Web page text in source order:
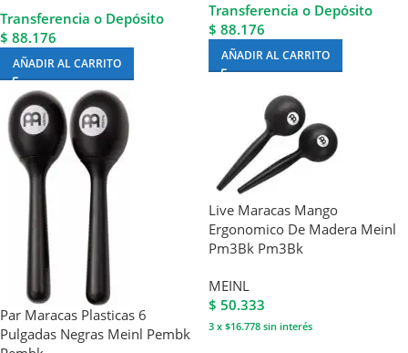
Transferencia o Depósito
$ 88.176
AÑADIR AL CARRITO
Transferencia o Depósito
$ 88.176
AÑADIR AL CARRITO
Par Maracas Plasticas 6
Pulgadas Negras Meinl Pembk
Live Maracas Mango
Ergonomico De Madera Meinl
Pm3Bk Pm3Bk
MEINL
$ 50.333
3 x $16.778 sin interés